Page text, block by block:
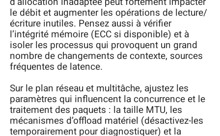
le débit et augmenter les opérations de lecture/
écriture inutiles. Pensez aussi à vérifier
l’intégrité mémoire (ECC si disponible) et à
isoler les processus qui provoquent un grand
nombre de changements de contexte, sources
fréquentes de latence.
Sur le plan réseau et multitâche, ajustez les
paramètres qui influencent la concurrence et le
traitement des paquets : la taille MTU, les
mécanismes d’offload matériel (désactivez-les
temporairement pour diagnostiquer) et la